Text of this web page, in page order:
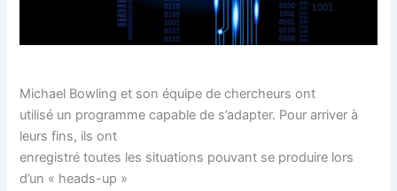
Michael Bowling et son équipe de chercheurs ont
utilisé un programme capable de s’adapter. Pour arriver à
leurs fins, ils ont
enregistré toutes les situations pouvant se produire lors
d’un « heads-up »